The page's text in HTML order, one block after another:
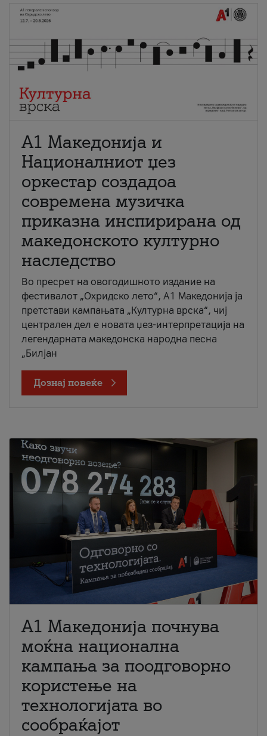
А1 Македонија и
Националниот џез
оркестар создадоа
современа музичка
приказна инспирирана од
македонското културно
наследство
Во пресрет на овогодишното издание на
фестивалот „Охридско лето“, А1 Македонија ја
претстави кампањата „Културна врска“, чиј
централен дел е новата џез-интерпретација на
легендарната македонска народна песна
„Билјан
Дознај повеќе
A1 Македонија почнува
моќна национална
кампања за поодговорно
користење на
технологијата во
сообраќајот